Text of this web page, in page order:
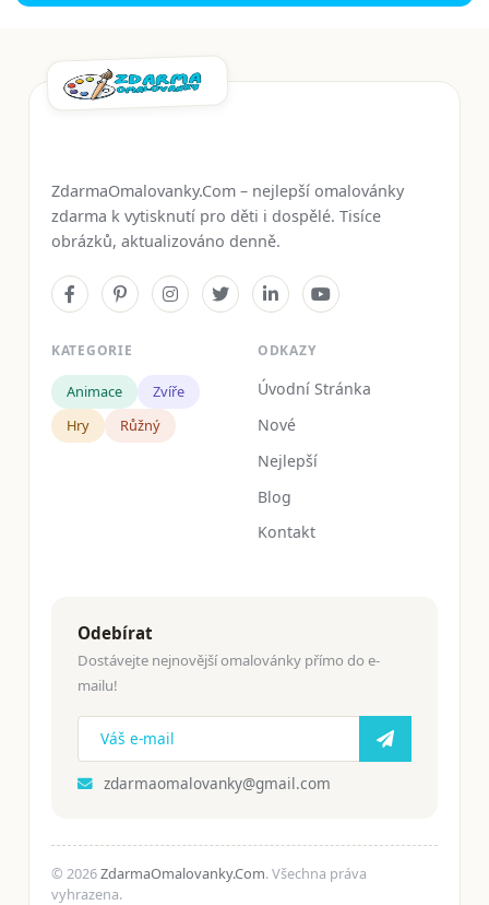
ZdarmaOmalovanky.Com – nejlepší omalovánky
zdarma k vytisknutí pro děti i dospělé. Tisíce
obrázků, aktualizováno denně.
KATEGORIE
Animace
Zvíře
Hry
Růžný
ODKAZY
Úvodní Stránka
Nové
Nejlepší
Blog
Kontakt
Odebírat
Dostávejte nejnovější omalovánky přímo do e-
mailu!
zdarmaomalovanky@gmail.com
© 2026ZdarmaOmalovanky.Com. Všechna práva
vyhrazena.